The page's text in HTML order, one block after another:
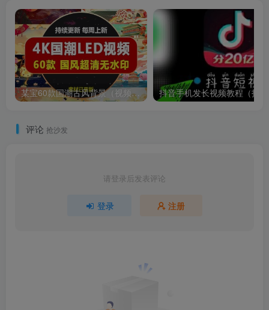
某宝60款国潮古风背景（视频背景动态素材）无水印
评论 抢沙发
请登录后发表评论
登录 注册